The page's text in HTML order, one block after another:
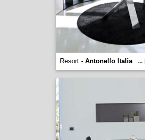
Resort - Antonello Italia ...